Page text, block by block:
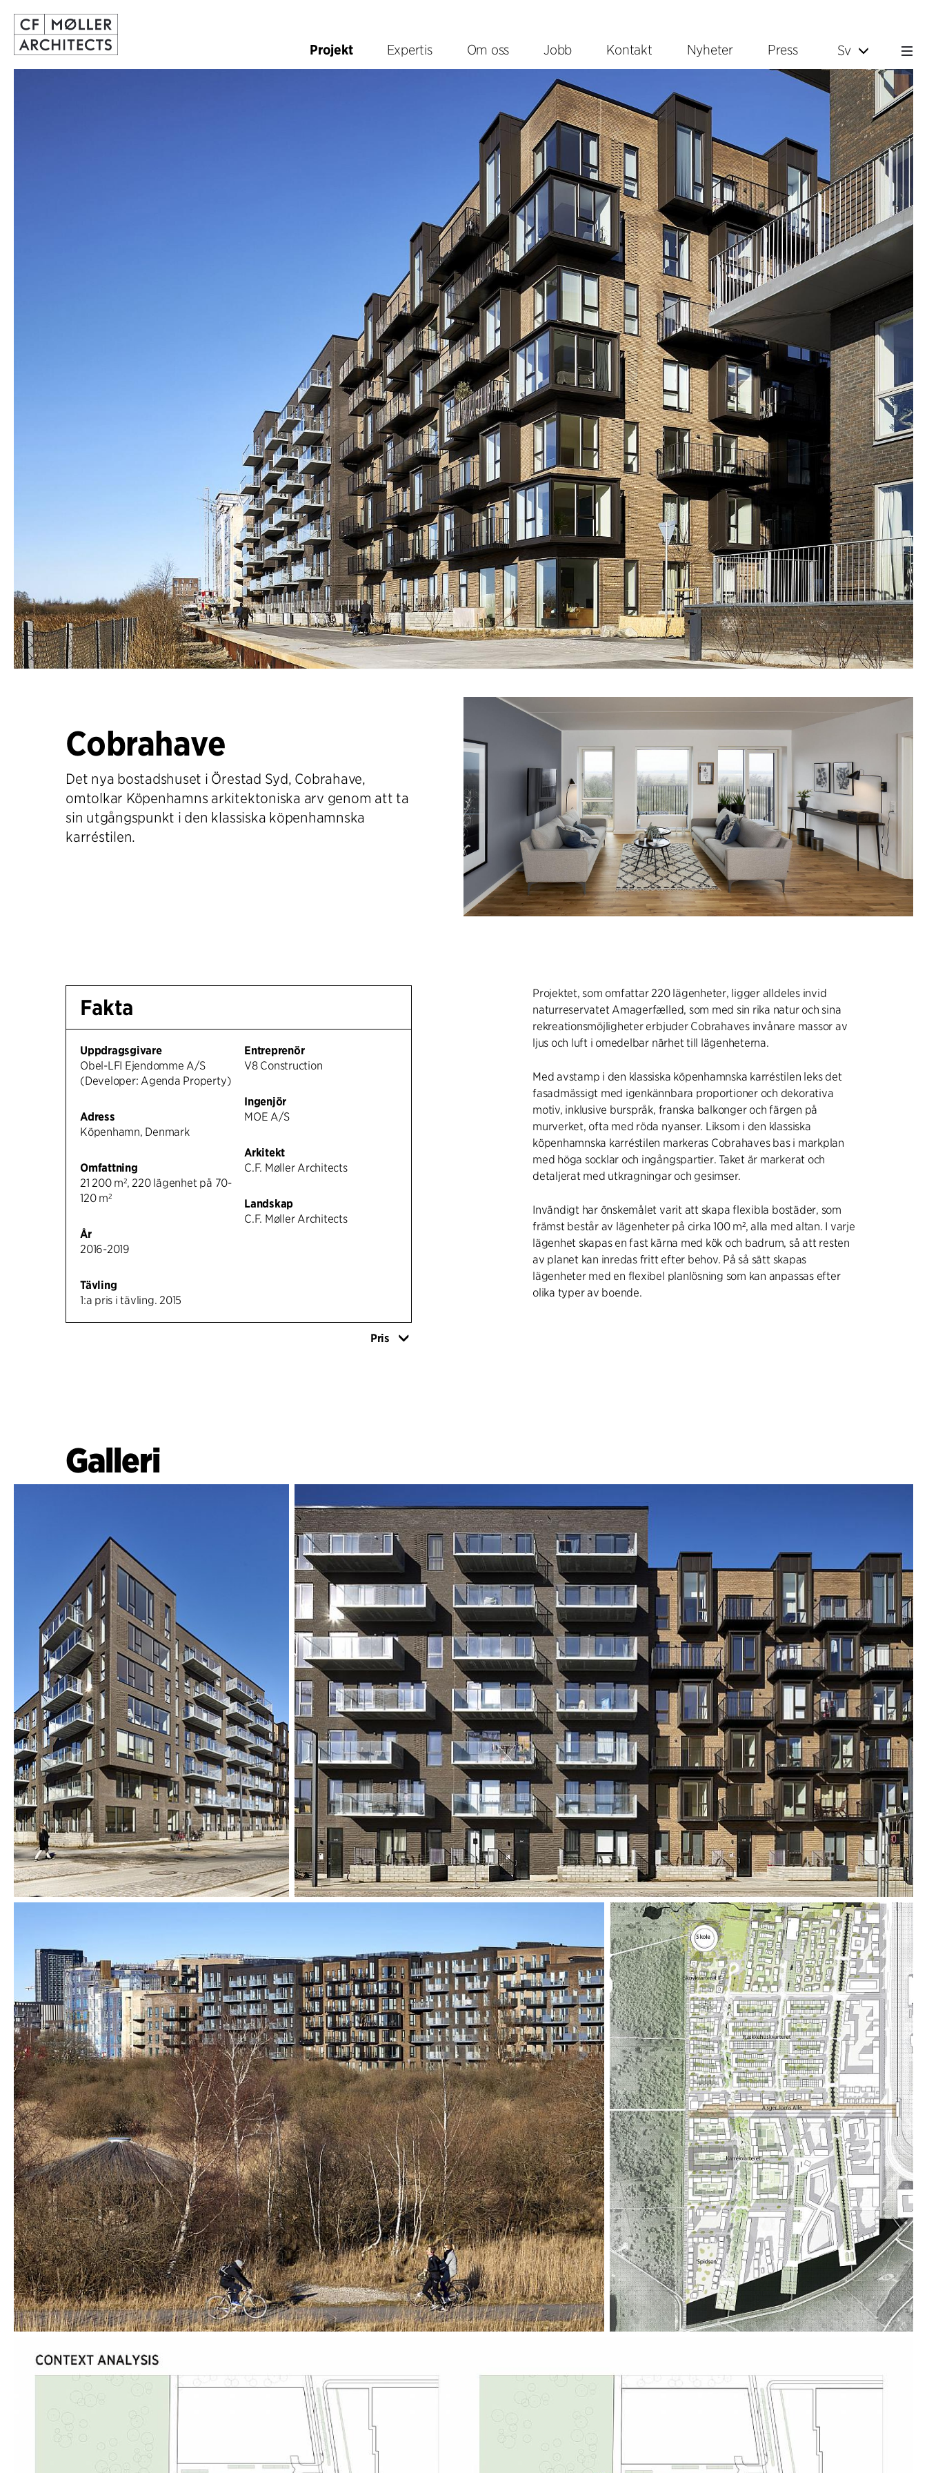
Projekt Expertis Om oss Jobb Kontakt Nyheter Press Sv
Cobrahave
Det nya bostadshuset i Örestad Syd, Cobrahave,
omtolkar Köpenhamns arkitektoniska arv genom att ta
sin utgångspunkt i den klassiska köpenhamnska
karréstilen.
Fakta
Uppdragsgivare
Obel-LFI Ejendomme A/S
(Developer: Agenda Property)
Adress
Köpenhamn, Denmark
Omfattning
21 200 m², 220 lägenhet på 70-
120 m²
År
2016-2019
Tävling
1:a pris i tävling. 2015
Entreprenör
V8 Construction
Ingenjör
MOE A/S
Arkitekt
C.F. Møller Architects
Landskap
C.F. Møller Architects
Pris
Projektet, som omfattar 220 lägenheter, ligger alldeles invid
naturreservatet Amagerfælled, som med sin rika natur och sina
rekreationsmöjligheter erbjuder Cobrahaves invånare massor av
ljus och luft i omedelbar närhet till lägenheterna.
Med avstamp i den klassiska köpenhamnska karréstilen leks det
fasadmässigt med igenkännbara proportioner och dekorativa
motiv, inklusive burspråk, franska balkonger och färgen på
murverket, ofta med röda nyanser. Liksom i den klassiska
köpenhamnska karréstilen markeras Cobrahaves bas i markplan
med höga socklar och ingångspartier. Taket är markerat och
detaljerat med utkragningar och gesimser.
Invändigt har önskemålet varit att skapa flexibla bostäder, som
främst består av lägenheter på cirka 100 m², alla med altan. I varje
lägenhet skapas en fast kärna med kök och badrum, så att resten
av planet kan inredas fritt efter behov. På så sätt skapas
lägenheter med en flexibel planlösning som kan anpassas efter
olika typer av boende.
Galleri